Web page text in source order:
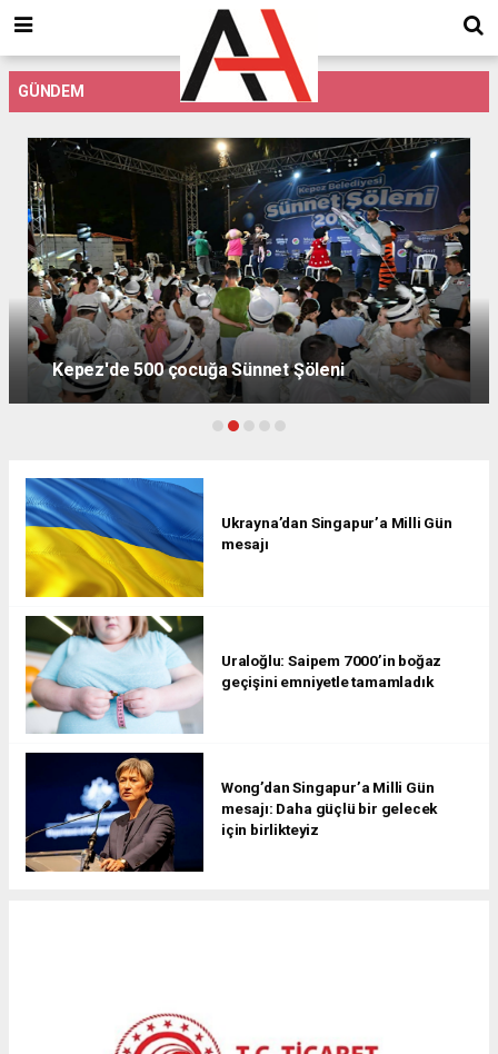
GÜNDEM
Kepez'de 500 çocuğa Sünnet Şöleni
Ukrayna’dan Singapur’a Milli Gün
mesajı
Uraloğlu: Saipem 7000’in boğaz
geçişini emniyetle tamamladık
Wong’dan Singapur’a Milli Gün
mesajı: Daha güçlü bir gelecek
için birlikteyiz